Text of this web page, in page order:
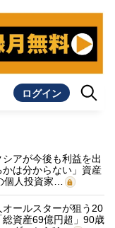
ログイン
シアが今後も利益を出
かは分からない」資産
個人投資家…
オールスターが狙う20
総資産69億円超」90歳